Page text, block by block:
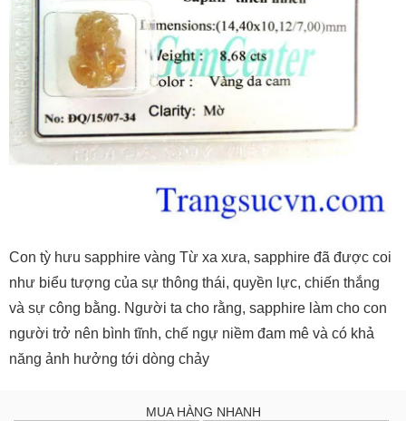
Con tỳ hưu sapphire vàng Từ xa xưa, sapphire đã được coi
như biểu tượng của sự thông thái, quyền lực, chiến thắng
và sự công bằng. Người ta cho rằng, sapphire làm cho con
người trở nên bình tĩnh, chế ngự niềm đam mê và có khả
năng ảnh hưởng tới dòng chảy
MUA HÀNG NHANH